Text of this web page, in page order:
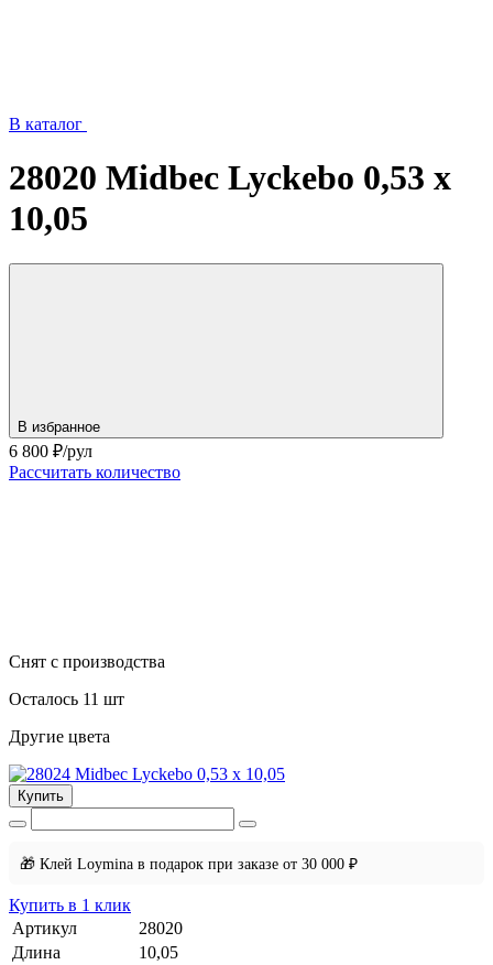
В каталог
28020 Midbec Lyckebo 0,53 x
10,05
В избранное
6 800 ₽/рул
Рассчитать количество
Снят с производства
Осталось 11 шт
Другие цвета
Купить
🎁 Клей Loymina в подарок при заказе от 30 000 ₽
Купить в 1 клик
Артикул
28020
Длина
10,05